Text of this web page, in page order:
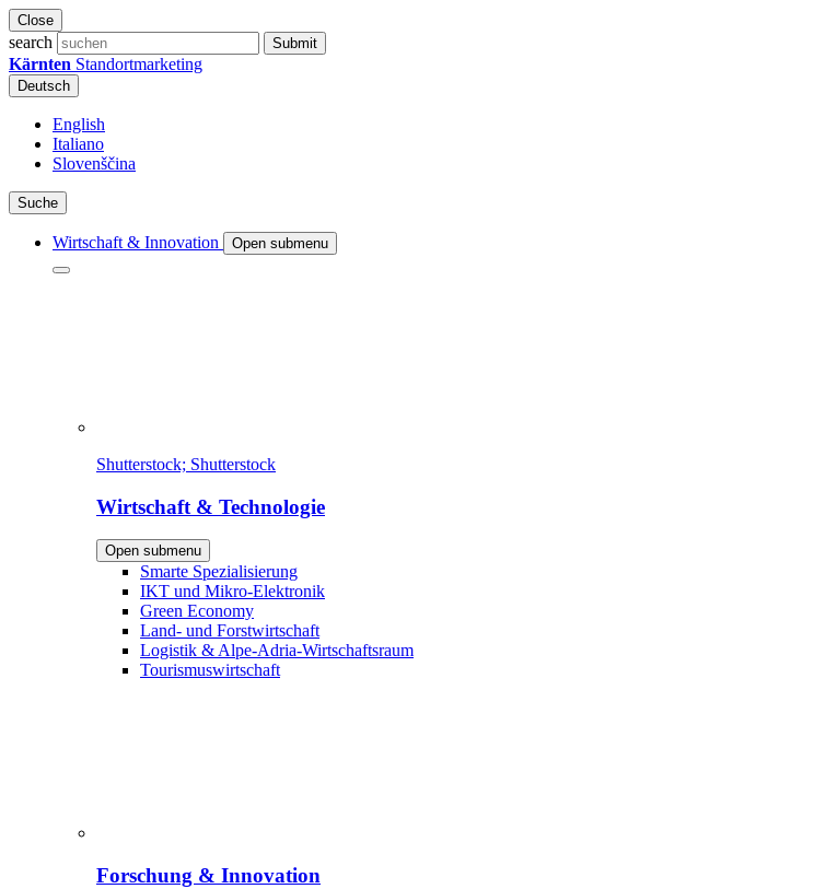
Close
search Submit
Kärnten Standortmarketing
Deutsch
English
Italiano
Slovenščina
Suche
Wirtschaft & Innovation Open submenu
Shutterstock; Shutterstock
Wirtschaft & Technologie
Open submenu
Smarte Spezialisierung
IKT und Mikro-Elektronik
Green Economy
Land- und Forstwirtschaft
Logistik & Alpe-Adria-Wirtschaftsraum
Tourismuswirtschaft
Forschung & Innovation